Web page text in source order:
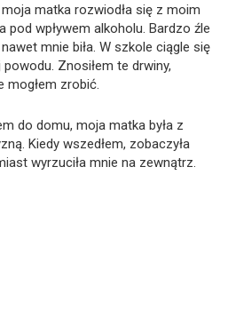
matka rozwiodła się z moim
pod wpływem alkoholu. Bardzo źle
mnie biła. W szkole ciągle się
Znosiłem te drwiny,
mogłem zrobić.
do domu, moja matka była z
Kiedy wszedłem, zobaczyła
wyrzuciła mnie na zewnątrz.